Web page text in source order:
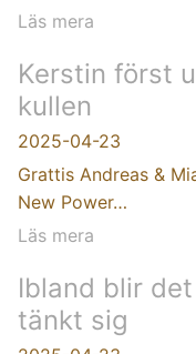
Läs mera
Kerstin först
kullen
2025-04-23
Grattis Andreas &
New Power…
Läs mera
Ibland blir
tänkt sig